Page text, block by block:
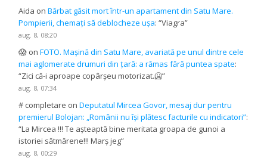
Aida onBărbat găsit mort într-un apartament din Satu Mare.
Pompierii, chemați să deblocheze ușa: “Viagra”
aug. 8, 08:20
😱 onFOTO. Mașină din Satu Mare, avariată pe unul dintre cele
mai aglomerate drumuri din țară: a rămas fără puntea spate:
“Zici că-i aproape copârșeu motorizat.🥶”
aug. 8, 07:34
# completare onDeputatul Mircea Govor, mesaj dur pentru
premierul Bolojan: „Românii nu își plătesc facturile cu indicatori”:
“La Mircea !!! Te așteaptă bine meritata groapa de gunoi a
istoriei sătmărene!!! Marș jeg”
aug. 8, 00:29